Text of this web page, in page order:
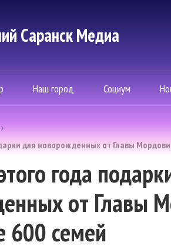
Саранск Mедиа
Наш город Социум
для новорожденных от Главы
года
от Главы
600 семей